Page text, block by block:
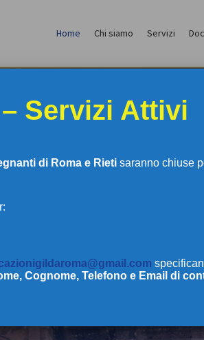
Home Chi siamo Servizi
Servizi Attivi
di Roma e Rietisaranno chiuse
Cognome, Telefono e Email di